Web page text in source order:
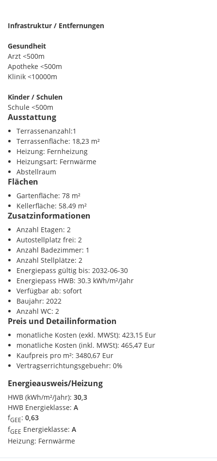
Vorraum, AR, WC, Wohn-Esszimmer mit Küche (43,52m²),
OG:
Bad, Gang, 3 Zimmer
ein großer Raum 58,49m²
KP EUR 409.118,48
BK monatlich EUR465,46 inkl. BK und USt)
Wohnzuschuss auf Anfrage möglich
Finden Sie noch mehr attraktive Liegenschaften
aufwww.IMMOcontract.atIMMO einen Besuch wert.
Infrastruktur / Entfernungen
Gesundheit
Arzt <500m
Apotheke <500m
Klinik <10000m
Kinder / Schulen
Schule <500m
Kindergarten <500m
Nahversorgung
Supermarkt <500m
Bäckerei <5500m
Einkaufszentrum <500m
Autobahnanschluss <7500m
Bahnhof <1000m
Sonstige
Bank <500m
Post <500m
Polizei <10000m
Ausstattung
Terrassenanzahl:1
Terrassenfläche: 18,23 m²
Heizung: Fernheizung
Heizungsart: Fernwärme
Abstellraum
Flächen
Gartenfläche: 78 m²
Kellerfläche: 58.49 m²
Zusatzinformationen
Anzahl Etagen: 2
Autostellplatz frei: 2
Anzahl Badezimmer: 1
Anzahl Stellplätze: 2
Energiepass gültig bis: 2032-06-30
Energiepass HWB: 30.3 kWh/m²/Jahr
Verfügbar ab: sofort
Baujahr: 2022
Anzahl WC: 2
Preis und Detailinformation
monatliche Kosten (exkl. MWSt): 423,15 Eur
monatliche Kosten (inkl. MWSt): 465,47 Eur
Kaufpreis pro m²: 3480,67 Eur
Vertragserrichtungsgebuehr: 0%
Energieausweis/Heizung
HWB (kWh/m²/Jahr): 30,3
HWB Energieklasse: A
fGEE: 0,63
fGEE Energieklasse: A
Heizung: Fernwärme